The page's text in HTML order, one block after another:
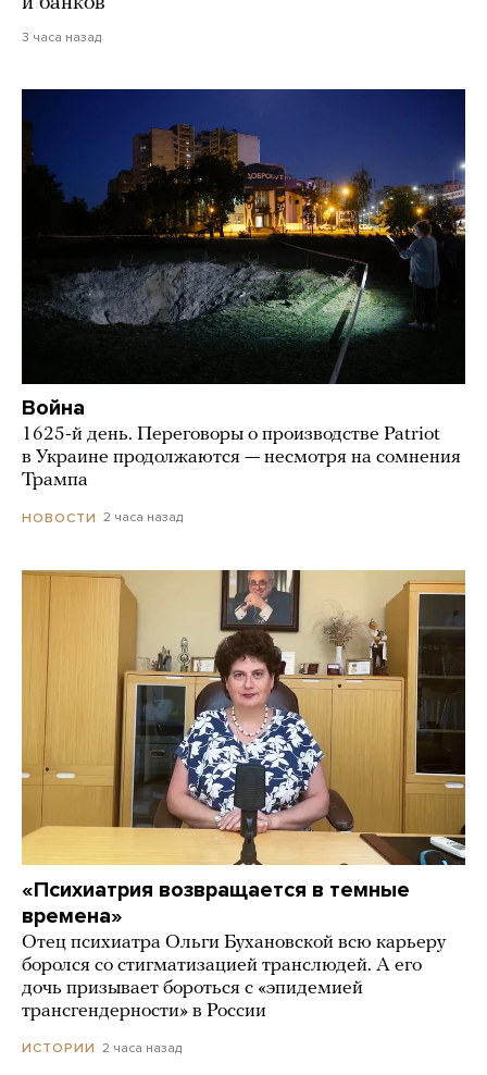
3 часа назад
Война
1625-й день. Переговоры о производстве Patriot
в Украине продолжаются — несмотря на сомнения
Трампа
НОВОСТИ 2 часа назад
«Психиатрия возвращается в темные
времена»
Отец психиатра Ольги Бухановской всю карьеру
боролся со стигматизацией транслюдей. А его
дочь призывает бороться с «эпидемией
трансгендерности» в России
ИСТОРИИ 2 часа назад